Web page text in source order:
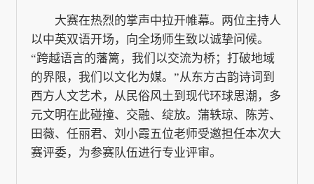
大赛在热烈的掌声中拉开帷幕。两位主持人
以中英双语开场，向全场师生致以诚挚问候。
“跨越语言的藩篱，我们以交流为桥；打破地域
的界限，我们以文化为媒。”从东方古韵诗词到
西方人文艺术，从民俗风土到现代环球思潮，多
元文明在此碰撞、交融、绽放。蒲轶琼、陈芳、
田薇、任丽君、刘小霞五位老师受邀担任本次大
赛评委，为参赛队伍进行专业评审。